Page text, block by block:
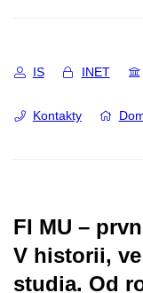
IS INET
Kontakty
FI MU –
V historii,
studia. Od